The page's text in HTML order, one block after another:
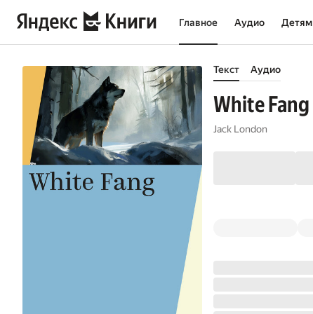
Главное Аудио Детям
Текст Аудио
White Fang
Jack London